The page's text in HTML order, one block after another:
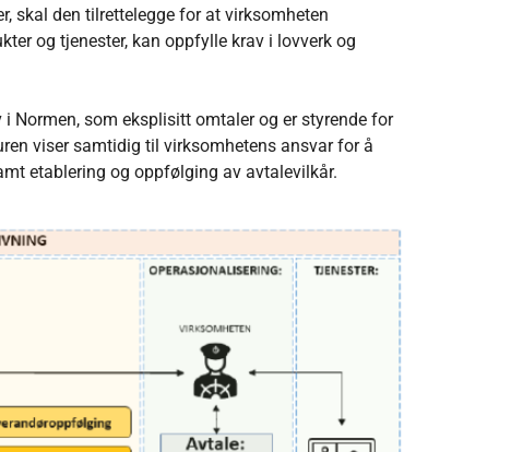
skal den tilrettelegge for at virksomheten
og tjenester, kan oppfylle krav i lovverk og
Normen, som eksplisitt omtaler og er styrende for
viser samtidig til virksomhetens ansvar for å
etablering og oppfølging av avtalevilkår.